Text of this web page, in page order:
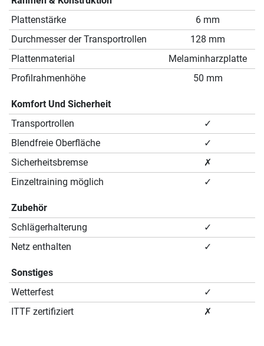
Plattenstärke
6 mm
Durchmesser der Transportrollen
128 mm
Plattenmaterial
Melaminharzplatte
Profilrahmenhöhe
50 mm
Komfort Und Sicherheit
Transportrollen
✓
Blendfreie Oberfläche
✓
Sicherheitsbremse
✗
Einzeltraining möglich
✓
Zubehör
Schlägerhalterung
✓
Netz enthalten
✓
Sonstiges
Wetterfest
✓
ITTF zertifiziert
✗